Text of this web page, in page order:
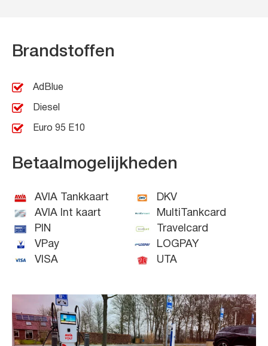
Brandstoffen
AdBlue
Diesel
Euro 95 E10
Betaalmogelijkheden
AVIA Tankkaart
AVIA Int kaart
PIN
VPay
VISA
DKV
MultiTankcard
Travelcard
LOGPAY
UTA